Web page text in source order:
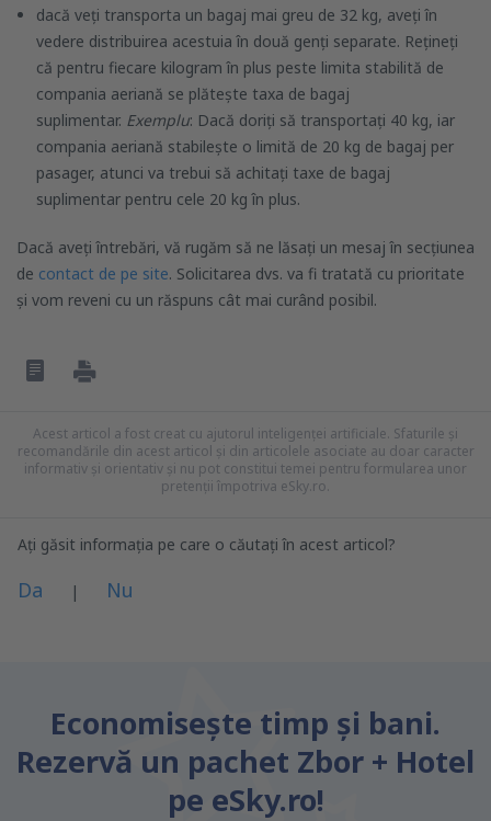
dacă veți transporta un bagaj mai greu de 32 kg, aveți în
vedere distribuirea acestuia în două genți separate. Rețineți
că pentru fiecare kilogram în plus peste limita stabilită de
compania aeriană se plătește taxa de bagaj
suplimentar. Exemplu: Dacă doriți să transportați 40 kg, iar
compania aeriană stabilește o limită de 20 kg de bagaj per
pasager, atunci va trebui să achitați taxe de bagaj
suplimentar pentru cele 20 kg în plus.
Dacă aveți întrebări, vă rugăm să ne lăsați un mesaj în secțiunea
de contact de pe site. Solicitarea dvs. va fi tratată cu prioritate
și vom reveni cu un răspuns cât mai curând posibil.
Acest articol a fost creat cu ajutorul inteligenței artificiale. Sfaturile și
recomandările din acest articol și din articolele asociate au doar caracter
informativ și orientativ și nu pot constitui temei pentru formularea unor
pretenții împotriva eSky.ro.
Ați găsit informația pe care o căutați în acest articol?
Da | Nu
Conține informații incorecte
Nu acoperă complet subiectul
Economiseşte timp și bani.
Rezervă un pachet Zbor + Hotel
pe eSky.ro!